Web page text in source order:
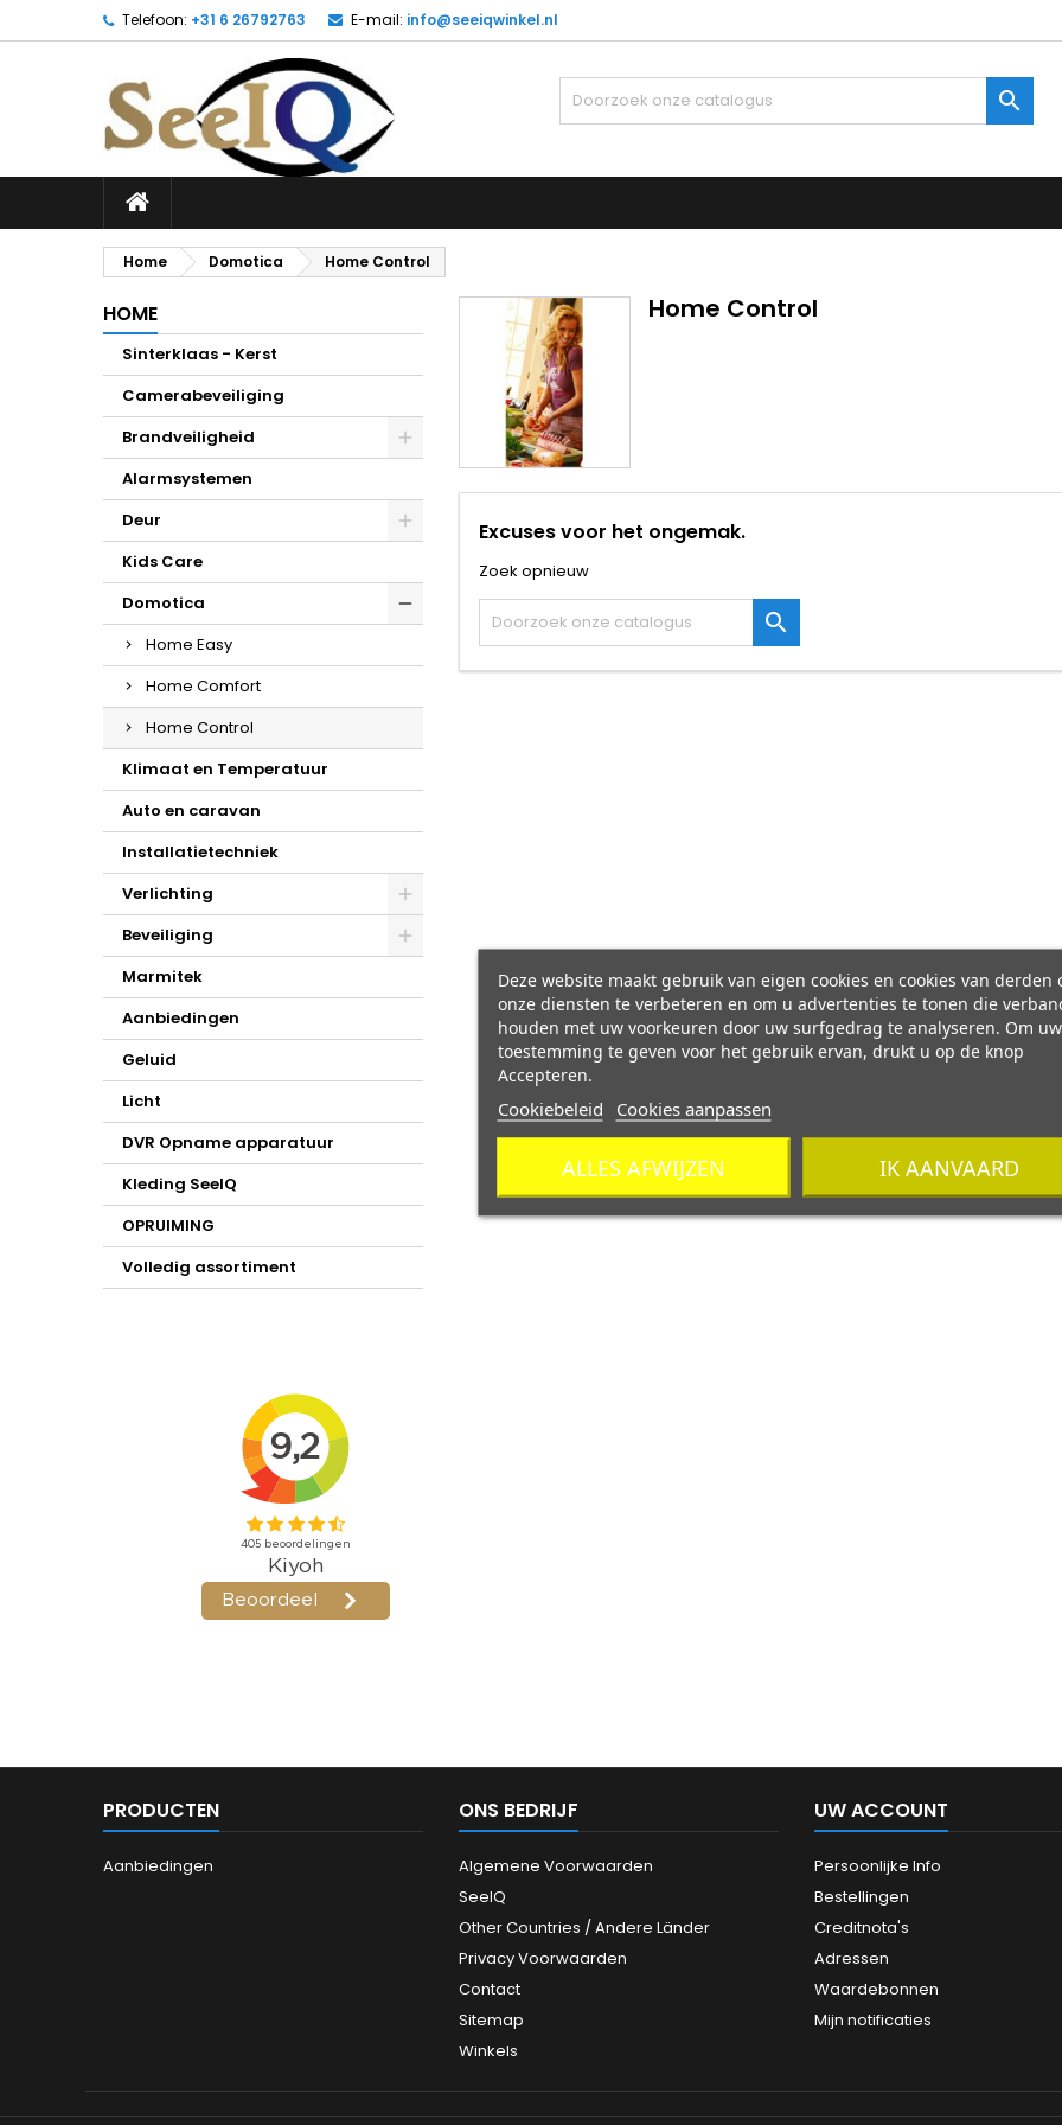
Telefoon: +31 6 26792763 E-mail: info@seeiqwinkel.nl

Home Domotica Home Control
HOME
Sinterklaas - Kerst
Camerabeveiliging
Brandveiligheid
Alarmsystemen
Deur
Kids Care
Domotica
Home Easy
Home Comfort
Home Control
Klimaat en Temperatuur
Auto en caravan
Installatietechniek
Verlichting
Beveiliging
Marmitek
Aanbiedingen
Geluid
Licht
DVR Opname apparatuur
Kleding SeeIQ
OPRUIMING
Volledig assortiment
Home Control
Excuses voor het ongemak.
Zoek opnieuw

PRODUCTEN
Aanbiedingen
ONS BEDRIJF
Algemene Voorwaarden
SeeIQ
Other Countries / Andere Länder
Privacy Voorwaarden
Contact
Sitemap
Winkels
UW ACCOUNT
Persoonlijke Info
Bestellingen
Creditnota's
Adressen
Waardebonnen
Mijn notificaties
Deze website maakt gebruik van eigen cookies en cookies van derden
onze diensten te verbeteren en om u advertenties te tonen die
houden met uw voorkeuren door uw surfgedrag te analyseren. Om uw
toestemming te geven voor het gebruik ervan, drukt u op de knop
Accepteren.
Cookiebeleid Cookies aanpassen
ALLES AFWIJZEN IK AANVAARD